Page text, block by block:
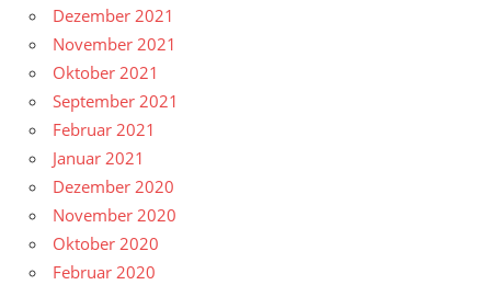
Dezember 2021
November 2021
Oktober 2021
September 2021
Februar 2021
Januar 2021
Dezember 2020
November 2020
Oktober 2020
Februar 2020